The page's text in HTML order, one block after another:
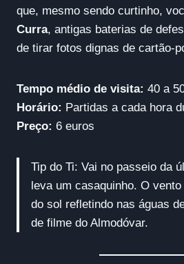
que, mesmo sendo curtinho,
Curra, antigas baterias de
de tirar fotos dignas de cartão-
Tempo médio de visita: 40 a
Horário: Partidas a cada hora
Preço: 6 euros
Tip do Ti: Vai no passeio da
leva um casaquinho. O
do sol refletindo nas águas
de filme do Almodóvar.